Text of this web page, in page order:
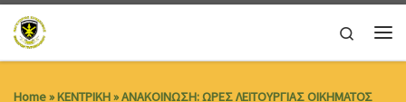
Skip to content
Search
Home»ΚΕΝΤΡΙΚΗ»ΑΝΑΚΟΙΝΩΣΗ: ΩΡΕΣ ΛΕΙΤΟΥΡΓΙΑΣ ΟΙΚΗΜΑΤΟΣ